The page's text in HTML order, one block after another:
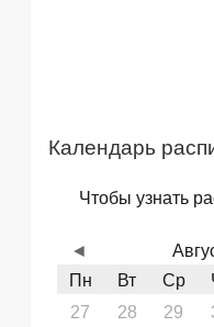
Календарь
Чтобы узнать
Пн
Вт Ср
27
28 29
◄